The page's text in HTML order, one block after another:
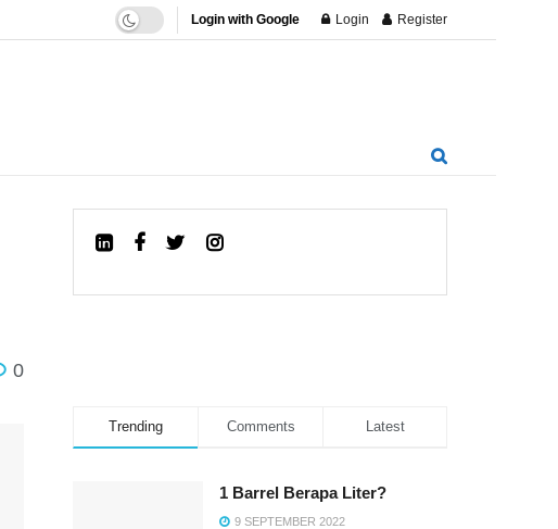
Login with Google Login Register
0
Trending Comments Latest
1 Barrel Berapa Liter?
9 SEPTEMBER 2022